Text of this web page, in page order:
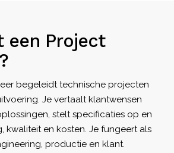
een Project
begeleidt technische projecten
Je vertaalt klantwensen
stelt specificaties op en
kwaliteit en kosten. Je fungeert als
productie en klant.